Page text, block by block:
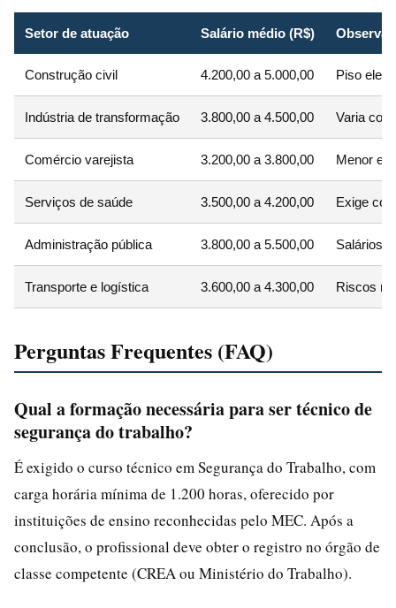
Setor de atuação Salário médio (R$)
Construção civil 4.200,00 a 5.000,00 Piso
Indústria de transformação 3.800,00 a 4.500,00 Varia
Comércio varejista 3.200,00 a 3.800,00 Menor
Serviços de saúde 3.500,00 a 4.200,00 Exige
Administração pública 3.800,00 a 5.500,00 Salários
Transporte e logística 3.600,00 a 4.300,00 Riscos
Perguntas Frequentes (FAQ)
Qual a formação necessária para ser técnico de
segurança do trabalho?
É exigido o curso técnico em Segurança do Trabalho, com
carga horária mínima de 1.200 horas, oferecido por
instituições de ensino reconhecidas pelo MEC. Após a
conclusão, o profissional deve obter o registro no órgão de
classe competente (CREA ou Ministério do Trabalho).